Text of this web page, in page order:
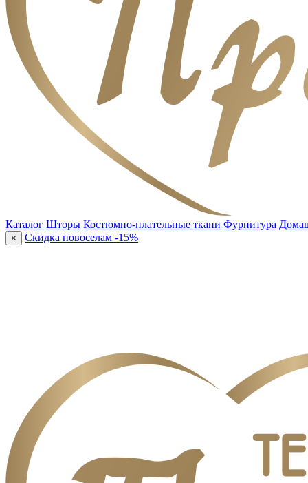
Каталог Шторы Костюмно-плательные ткани Фурнитура
× Скидка новоселам -15%